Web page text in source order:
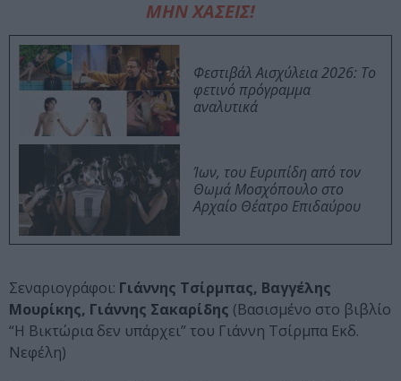
ΜΗΝ ΧΑΣΕΙΣ!
Φεστιβάλ Αισχύλεια 2026: Το
φετινό πρόγραμμα
αναλυτικά
Ίων, του Ευριπίδη από τον
Θωμά Μοσχόπουλο στο
Αρχαίο Θέατρο Επιδαύρου
Σεναριογράφοι: Γιάννης Τσίρμπας, Βαγγέλης
Μουρίκης, Γιάννης Σακαρίδης (Βασισμένο στο βιβλίο
“Η Βικτώρια δεν υπάρχει” του Γιάννη Τσίρμπα Εκδ.
Νεφέλη)